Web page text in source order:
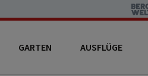
GARTEN AUSFLÜGE